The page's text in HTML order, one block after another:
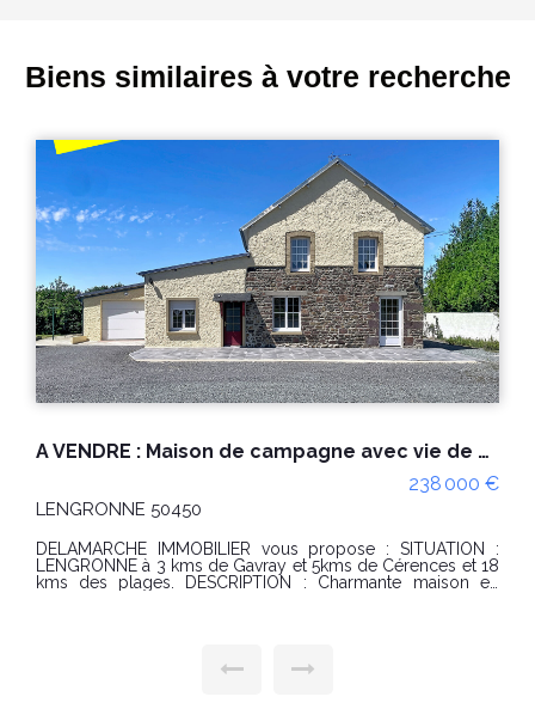
Biens similaires à votre recherche
A VENDRE : Maison de campagne avec vie de plain pied à Lengronne
et 18
273
GAVRAY SUR SIENNE 50450
Maison sur sous-sol avec grand terrain de 16 764 m²
une parti constructible à proximité du bourg de
Située à proximité des commerces de Gavray, cette
Séjour-salon spacieux avec accès direct à la terrasse